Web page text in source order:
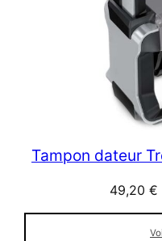
Tampon dateur
49,20 €